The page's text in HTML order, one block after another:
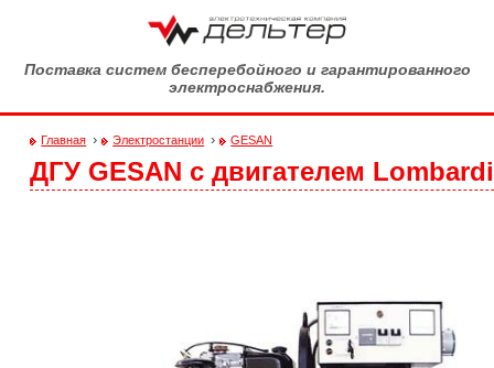
Поставка систем бесперебойного и гарантированного
электроснабжения.
Вы здесь
Главная › Электростанции › GESAN
ДГУ GESAN с двигателем